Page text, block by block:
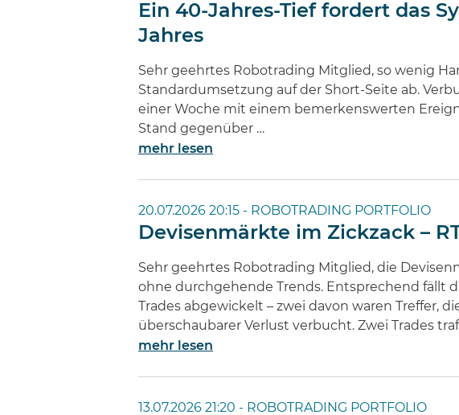
Ein 40-Jahres-Tief fordert das
Jahres
Sehr geehrtes Robotrading Mitglied, so wenig
Standardumsetzung auf der Short-Seite ab.
einer Woche mit einem bemerkenswerten
Stand gegenüber …
mehr lesen
20.07.2026 20:15 - ROBOTRADING PORTFOLIO
Devisenmärkte im Zickzack –
Sehr geehrtes Robotrading Mitglied, die
ohne durchgehende Trends. Entsprechend fällt
Trades abgewickelt – zwei davon waren Treffer,
überschaubarer Verlust verbucht. Zwei Trades
mehr lesen
13.07.2026 21:20 - ROBOTRADING PORTFOLIO